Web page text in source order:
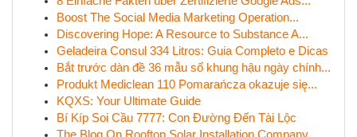
Boost The Social Media Marketing Operation...
Discovering Hope: A Resource to Substance A...
Geladeira Consul 334 Litros: Guia Completo e Dicas
Bắt trước dàn đề 36 mẫu số khung hậu ngày chính...
Produkt Mediclean 110 Pomarańcza okazuje się...
KQXS: Your Ultimate Guide
Bí Kíp Soi Cầu 7777: Con Đường Đến Tài Lộc